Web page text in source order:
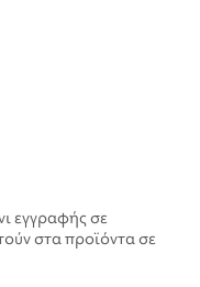
εγγραφής σε
στα προϊόντα σε